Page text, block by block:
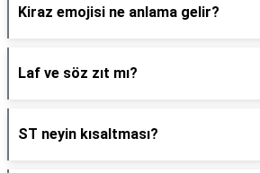
Kiraz emojisi ne anlama gelir?
Laf ve söz zıt mı?
ST neyin kısaltması?